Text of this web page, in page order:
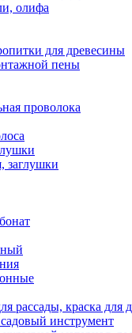
олифа
для древесины
пены
проволока
заглушки
рассады, краска для
инструмент